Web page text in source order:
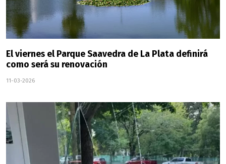
El viernes el Parque Saavedra de La Plata definirá
como será su renovación
11-03-2026